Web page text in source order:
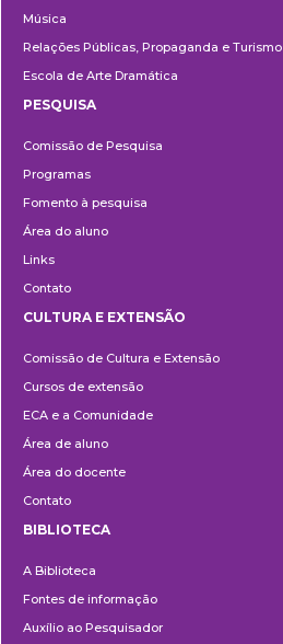
Música
Relações Públicas, Propaganda e Turismo
Escola de Arte Dramática
PESQUISA
Comissão de Pesquisa
Programas
Fomento à pesquisa
Área do aluno
Links
Contato
e
Extensão
CULTURA E EXTENSÃO
Comissão de Cultura e Extensão
Cursos de extensão
ECA e a Comunidade
Área de aluno
Área do docente
Contato
BIBLIOTECA
A Biblioteca
Fontes de informação
Auxílio ao Pesquisador